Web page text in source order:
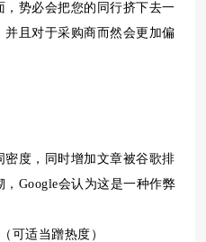
势必会把您的同行挤下去一
且对于采购商而然会更加偏
度，同时增加文章被谷歌排
Google会认为这是一种作弊
可适当蹭热度）